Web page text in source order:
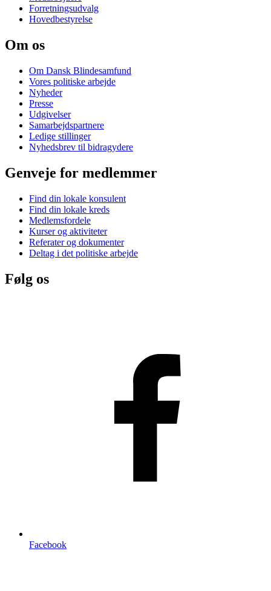
Forretningsudvalg
Hovedbestyrelse
Om os
Om Dansk Blindesamfund
Vores politiske arbejde
Nyheder
Presse
Udgivelser
Samarbejdspartnere
Ledige stillinger
Nyhedsbrev til bidragydere
Genveje for medlemmer
Find din lokale konsulent
Find din lokale kreds
Medlemsfordele
Kurser og aktiviteter
Referater og dokumenter
Deltag i det politiske arbejde
Følg os
Facebook